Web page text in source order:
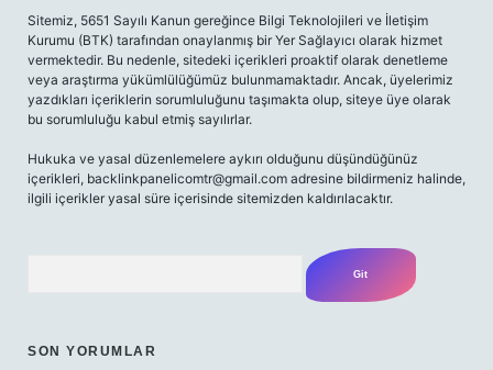
Sitemiz, 5651 Sayılı Kanun gereğince Bilgi Teknolojileri ve İletişim
Kurumu (BTK) tarafından onaylanmış bir Yer Sağlayıcı olarak hizmet
vermektedir. Bu nedenle, sitedeki içerikleri proaktif olarak denetleme
veya araştırma yükümlülüğümüz bulunmamaktadır. Ancak, üyelerimiz
yazdıkları içeriklerin sorumluluğunu taşımakta olup, siteye üye olarak
bu sorumluluğu kabul etmiş sayılırlar.
Hukuka ve yasal düzenlemelere aykırı olduğunu düşündüğünüz
içerikleri, backlinkpanelicomtr@gmail.com adresine bildirmeniz halinde,
ilgili içerikler yasal süre içerisinde sitemizden kaldırılacaktır.
SON YORUMLAR